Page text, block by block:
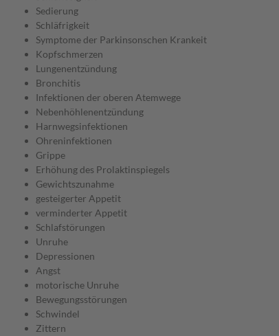
Sedierung
Schläfrigkeit
Symptome der Parkinsonschen Krankeit
Kopfschmerzen
Lungenentzündung
Bronchitis
Infektionen der oberen Atemwege
Nebenhöhlenentzündung
Harnwegsinfektionen
Ohreninfektionen
Grippe
Erhöhung des Prolaktinspiegels
Gewichtszunahme
gesteigerter Appetit
verminderter Appetit
Schlafstörungen
Unruhe
Depressionen
Angst
motorische Unruhe
Bewegungsstörungen
Schwindel
Zittern